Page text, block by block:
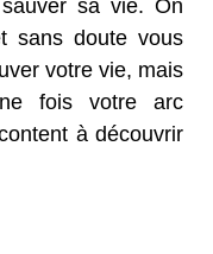
sa vie. On
sans doute vous
votre vie, mais
fois votre arc
à découvrir